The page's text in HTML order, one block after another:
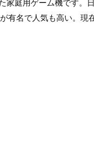
庭用ゲーム機です。
有名で人気も高い。現